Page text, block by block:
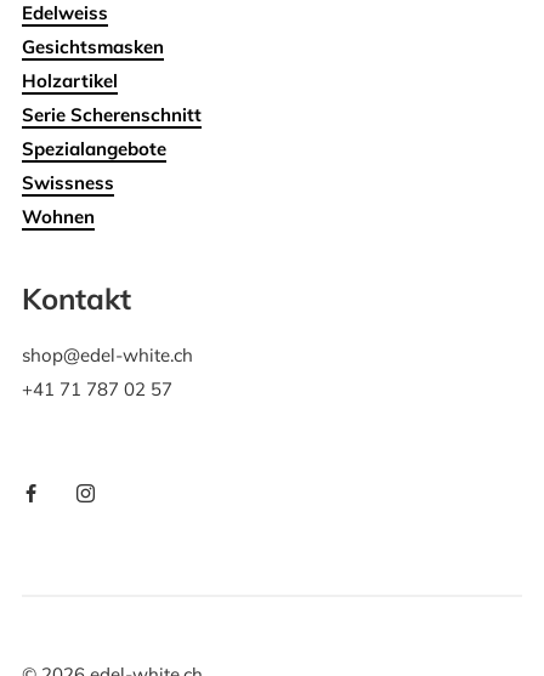
Edelweiss
Gesichtsmasken
Holzartikel
Serie Scherenschnitt
Spezialangebote
Swissness
Wohnen
Kontakt
shop@edel-white.ch
+41 71 787 02 57